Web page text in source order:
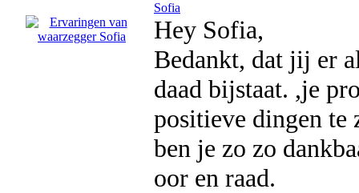
Sofia
Hey Sofia,
Bedankt, dat jij er
daad bijstaat. ,je
positieve dingen te
ben je zo zo
oor en raad.